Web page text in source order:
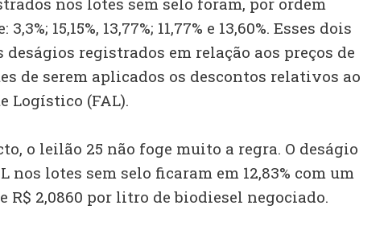
15,15%, 13,77%; 11,77% e 13,60%. Esses dois
registrados em relação aos preços de
de serem aplicados os descontos relativos ao
Logístico (FAL).
o leilão 25 não foge muito a regra. O deságio
nos lotes sem selo ficaram em 12,83% com um
R$ 2,0860 por litro de biodiesel negociado.